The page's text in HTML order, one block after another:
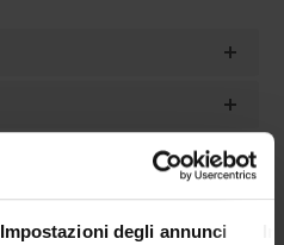
Impostazioni degli annunci